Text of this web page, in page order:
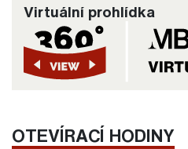
Virtuální prohlídka
OTEVÍRACÍ HODINY